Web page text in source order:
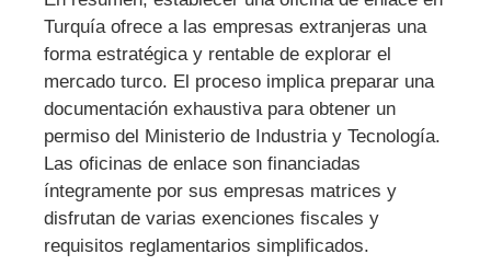
Turquía ofrece a las empresas extranjeras una
forma estratégica y rentable de explorar el
mercado turco. El proceso implica preparar una
documentación exhaustiva para obtener un
permiso del Ministerio de Industria y Tecnología.
Las oficinas de enlace son financiadas
íntegramente por sus empresas matrices y
disfrutan de varias exenciones fiscales y
requisitos reglamentarios simplificados.